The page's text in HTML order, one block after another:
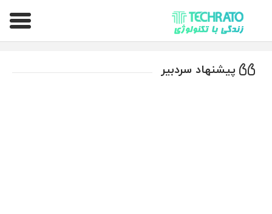
تکراتو – زندگی با تکنولوژی
پیشنهاد سردبیر